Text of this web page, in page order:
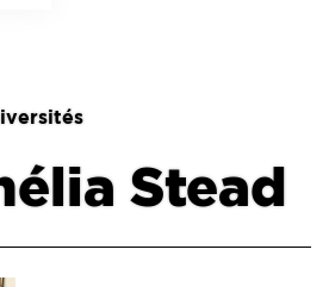
EN SCIENCES DU PATRIMOINE – AFJ2CSP
EQUIPEX PATRIMEX
EQUIPEX + ESPADON
MÉCÉNAT
Stead